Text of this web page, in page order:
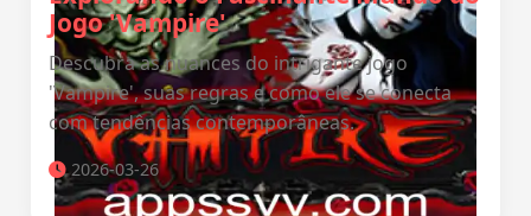
Jogo 'Vampire'
Descubra as nuances do intrigante jogo
'Vampire', suas regras e como ele se conecta
com tendências contemporâneas.
2026-03-26